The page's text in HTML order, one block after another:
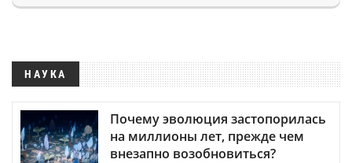
НАУКА
Почему эволюция застопорилась
на миллионы лет, прежде чем
внезапно возобновиться?